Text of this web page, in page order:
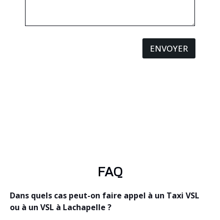
ENVOYER
FAQ
Dans quels cas peut-on faire appel à un Taxi VSL
ou à un VSL à Lachapelle ?